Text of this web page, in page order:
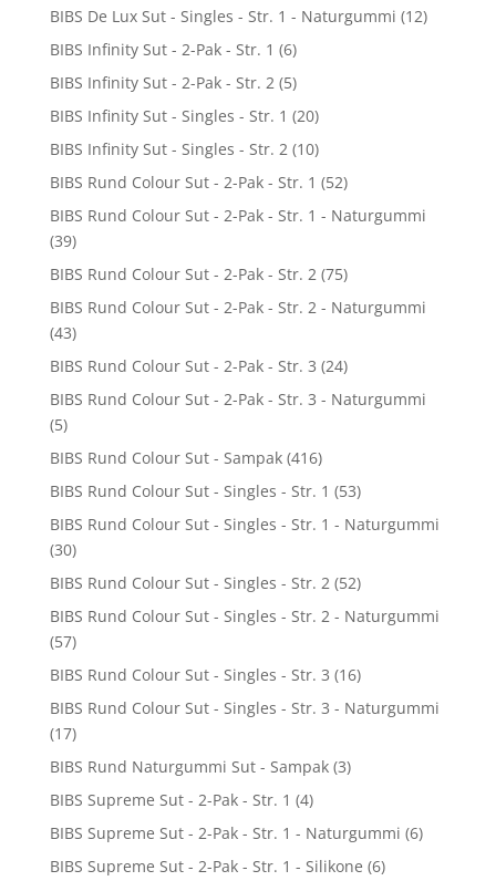
BIBS De Lux Sut - Singles - Str. 1 - Naturgummi (12)
BIBS Infinity Sut - 2-Pak - Str. 1 (6)
BIBS Infinity Sut - 2-Pak - Str. 2 (5)
BIBS Infinity Sut - Singles - Str. 1 (20)
BIBS Infinity Sut - Singles - Str. 2 (10)
BIBS Rund Colour Sut - 2-Pak - Str. 1 (52)
BIBS Rund Colour Sut - 2-Pak - Str. 1 - Naturgummi
(39)
BIBS Rund Colour Sut - 2-Pak - Str. 2 (75)
BIBS Rund Colour Sut - 2-Pak - Str. 2 - Naturgummi
(43)
BIBS Rund Colour Sut - 2-Pak - Str. 3 (24)
BIBS Rund Colour Sut - 2-Pak - Str. 3 - Naturgummi
(5)
BIBS Rund Colour Sut - Sampak (416)
BIBS Rund Colour Sut - Singles - Str. 1 (53)
BIBS Rund Colour Sut - Singles - Str. 1 - Naturgummi
(30)
BIBS Rund Colour Sut - Singles - Str. 2 (52)
BIBS Rund Colour Sut - Singles - Str. 2 - Naturgummi
(57)
BIBS Rund Colour Sut - Singles - Str. 3 (16)
BIBS Rund Colour Sut - Singles - Str. 3 - Naturgummi
(17)
BIBS Rund Naturgummi Sut - Sampak (3)
BIBS Supreme Sut - 2-Pak - Str. 1 (4)
BIBS Supreme Sut - 2-Pak - Str. 1 - Naturgummi (6)
BIBS Supreme Sut - 2-Pak - Str. 1 - Silikone (6)